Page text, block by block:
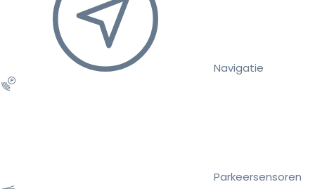
Navigatie
Parkeersensoren